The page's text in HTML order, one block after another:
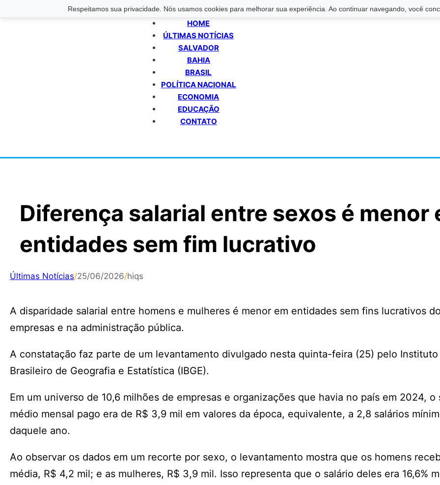
Respeitamos sua privacidade. Nós usamos cookies para melhorar sua experiência. Ao continuar navegando, você
HOME
ÚLTIMAS NOTÍCIAS
SALVADOR
BAHIA
BRASIL
POLÍTICA NACIONAL
ECONOMIA
EDUCAÇÃO
CONTATO
Diferença salarial entre sexos é menor
entidades sem fim lucrativo
Últimas Notícias/25/06/2026/hiqs
A disparidade salarial entre homens e mulheres é menor em entidades sem fins lucrativos
empresas e na administração pública.
A constatação faz parte de um levantamento divulgado nesta quinta-feira (25) pelo Instituto
Brasileiro de Geografia e Estatística (IBGE).
Em um universo de 10,6 milhões de empresas e organizações que havia no país em 2024, o
médio mensal pago era de R$ 3,9 mil em valores da época, equivalente, a 2,8 salários
daquele ano.
Ao observar os dados em um recorte por sexo, o levantamento mostra que os homens
média, R$ 4,2 mil; e as mulheres, R$ 3,9 mil. Isso representa que o salário deles era 16,6%